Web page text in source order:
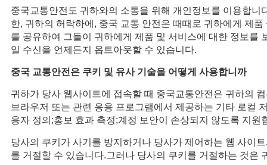
중국교통안전도 귀하와의 소통을 위해 개인정보를 이용합
한, 귀하의 허락하에, 중국 교통 안전은 때때로 귀하에게 제
를 공유하여 그들이 귀하에게 제품 및 서비스에 대한 정보를
일 수신을 언제든지 옵트아웃할 수 있습니다.
중국 교통안전은 쿠키 및 유사 기술을 어떻게 사용합니까
귀하가 당사 웹사이트에 접속할 때 중국교통안전은 귀하의
브라우저 또는 관련 응용 프로그램에서 제공하는 기타 로컬
용자 정의;홍보 효과 측정;계정 보안이 손상되지 않도록 지
당사의 쿠키가 사기를 방지하거나 당사가 제어하는 웹 사이
를 거절할 수 있습니다.그러나 당사의 쿠키를 거절하는 것은